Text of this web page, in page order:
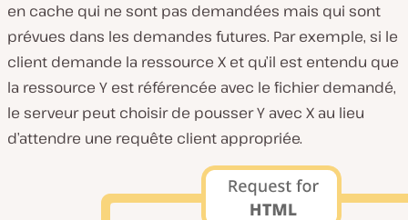
en cache qui ne sont pas demandées mais qui sont
prévues dans les demandes futures. Par exemple, si le
client demande la ressource X et qu’il est entendu que
la ressource Y est référencée avec le fichier demandé,
le serveur peut choisir de pousser Y avec X au lieu
d’attendre une requête client appropriée.